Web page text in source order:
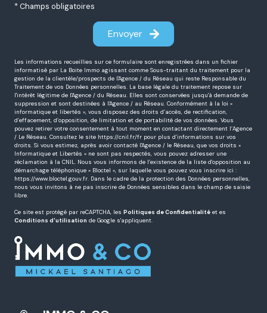
* Champs obligatoires
Envoyer
Les informations recueillies sur ce formulaire sont enregistrées dans un fichier
informatisé par La Boite Immo agissant comme Sous-traitant du traitement pour la
gestion de la clientèle/prospects de l'Agence / du Réseau qui reste Responsable du
Traitement de vos Données personnelles. La base légale du traitement repose sur
l'intérêt légitime de l'Agence / du Réseau. Elles sont conservées jusqu'à demande de
suppression et sont destinées à l'Agence / au Réseau. Conformément à la loi «
informatique et libertés », vous disposez des droits d’accès, de rectification,
d’effacement, d’opposition, de limitation et de portabilité de vos données. Vous
pouvez retirer votre consentement à tout moment en contactant directement l’Agence
/ Le Réseau. Consultez le site https://cnil.fr/fr pour plus d’informations sur vos
droits. Si vous estimez, après avoir contacté l'Agence / le Réseau, que vos droits «
Informatique et Libertés » ne sont pas respectés, vous pouvez adresser une
réclamation à la CNIL. Nous vous informons de l’existence de la liste d'opposition au
démarchage téléphonique « Bloctel », sur laquelle vous pouvez vous inscrire ici :
https://www.bloctel.gouv.fr. Dans le cadre de la protection des Données personnelles,
nous vous invitons à ne pas inscrire de Données sensibles dans le champ de saisie
libre.
Ce site est protégé par reCAPTCHA, les Politiques de Confidentialité et es
Conditions d'utilisation de Google s'appliquent.